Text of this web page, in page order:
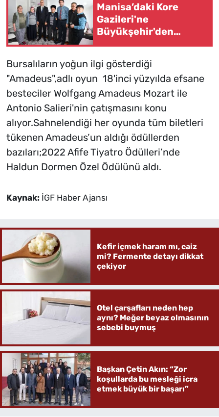
Manisa’daki Kore
Gazileri'ne
Büyükşehir'den
ziyaret
Bursalıların yoğun ilgi gösterdiği
"Amadeus",adlı oyun 18'inci yüzyılda efsane
besteciler Wolfgang Amadeus Mozart ile
Antonio Salieri'nin çatışmasını konu
alıyor.Sahnelendiği her oyunda tüm biletleri
tükenen Amadeus’un aldığı ödüllerden
bazıları;2022 Afife Tiyatro Ödülleri’nde
Haldun Dormen Özel Ödülünü aldı.
Kaynak: İGF Haber Ajansı
Kefir içmek haram mı, caiz
mi? Fermente detayı dikkat
çekiyor
Otel çarşafları neden hep
aynı? Meğer beyaz olmasının
sebebi buymuş
Başkan Çetin Akın: “Zor
koşullarda bu mesleği icra
etmek büyük bir başarı”